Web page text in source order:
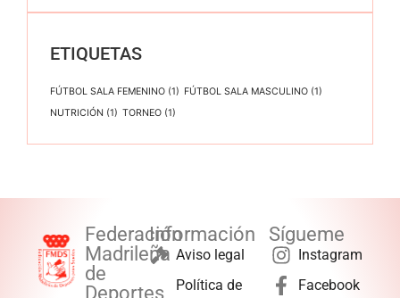
ETIQUETAS
FÚTBOL SALA FEMENINO (1) FÚTBOL SALA MASCULINO (1)
NUTRICIÓN (1) TORNEO (1)
Federación
Madrileña
de
Deportes
Información
Aviso legal
Política de
Sígueme
Instagram
Facebook